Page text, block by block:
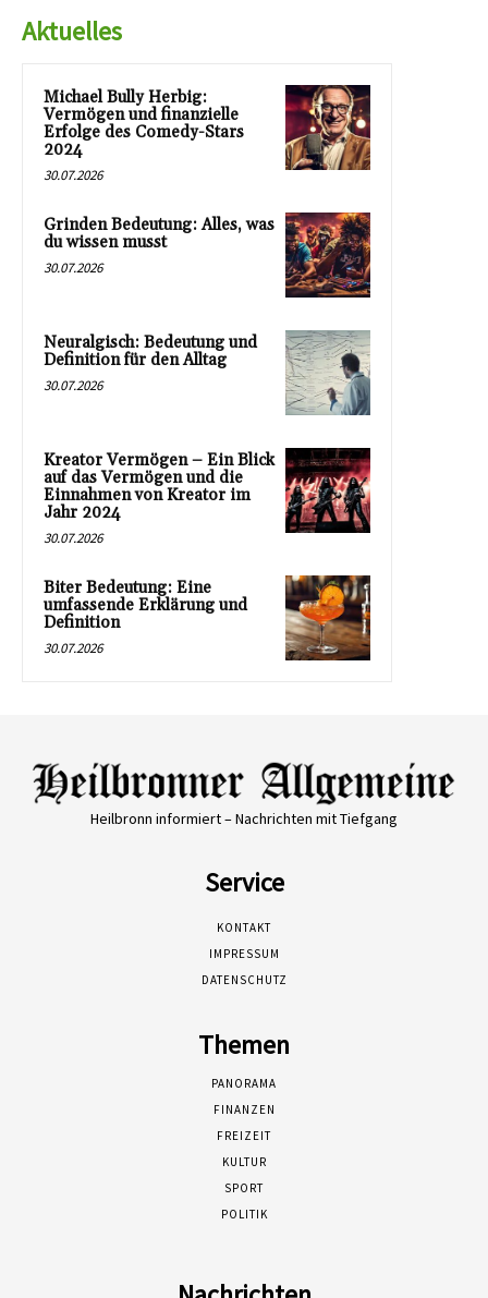
Aktuelles
Michael Bully Herbig:
Vermögen und finanzielle
Erfolge des Comedy-Stars
2024
30.07.2026
Grinden Bedeutung: Alles, was
du wissen musst
30.07.2026
Neuralgisch: Bedeutung und
Definition für den Alltag
30.07.2026
Kreator Vermögen – Ein Blick
auf das Vermögen und die
Einnahmen von Kreator im
Jahr 2024
30.07.2026
Biter Bedeutung: Eine
umfassende Erklärung und
Definition
30.07.2026
Heilbronn informiert – Nachrichten mit Tiefgang
Service
KONTAKT
IMPRESSUM
DATENSCHUTZ
Themen
PANORAMA
FINANZEN
FREIZEIT
KULTUR
SPORT
POLITIK